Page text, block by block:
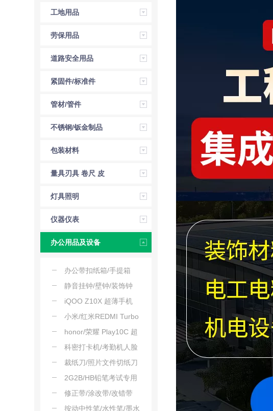
压工具
工地用品
劳保用品
道路安全用品
紧固件/标准件
管材/管件
不锈钢/钣金制品
包装材料
量具刃具 卷尺 皮
尺 角尺 直尺
灯具照明
仪器仪表
办公用品及设备
办公带扣纸箱/手提箱
静音挂钟/壁钟/装饰钟
iQOO Z10X 超薄手机
小米/红米REDMI Turbo
防水护眼手机
honor/荣耀 Play10C 超
长续航 5G全网通手机
抗摔防水
科密打卡机/考勤机人脸
打卡
裁纸刀/照片文件切纸刀
2G2B/HB铅笔考试专用
修正带/涂改带/改错带
按动中性笔/水性笔/墨水